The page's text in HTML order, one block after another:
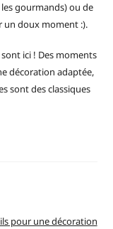
gourmands) ou de
un doux moment :).
ici ! Des moments
décoration adaptée,
sont des classiques
pour une décoration